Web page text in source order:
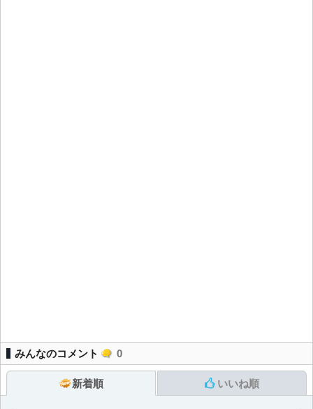
みんなのコメント 0
新着順 いいね順